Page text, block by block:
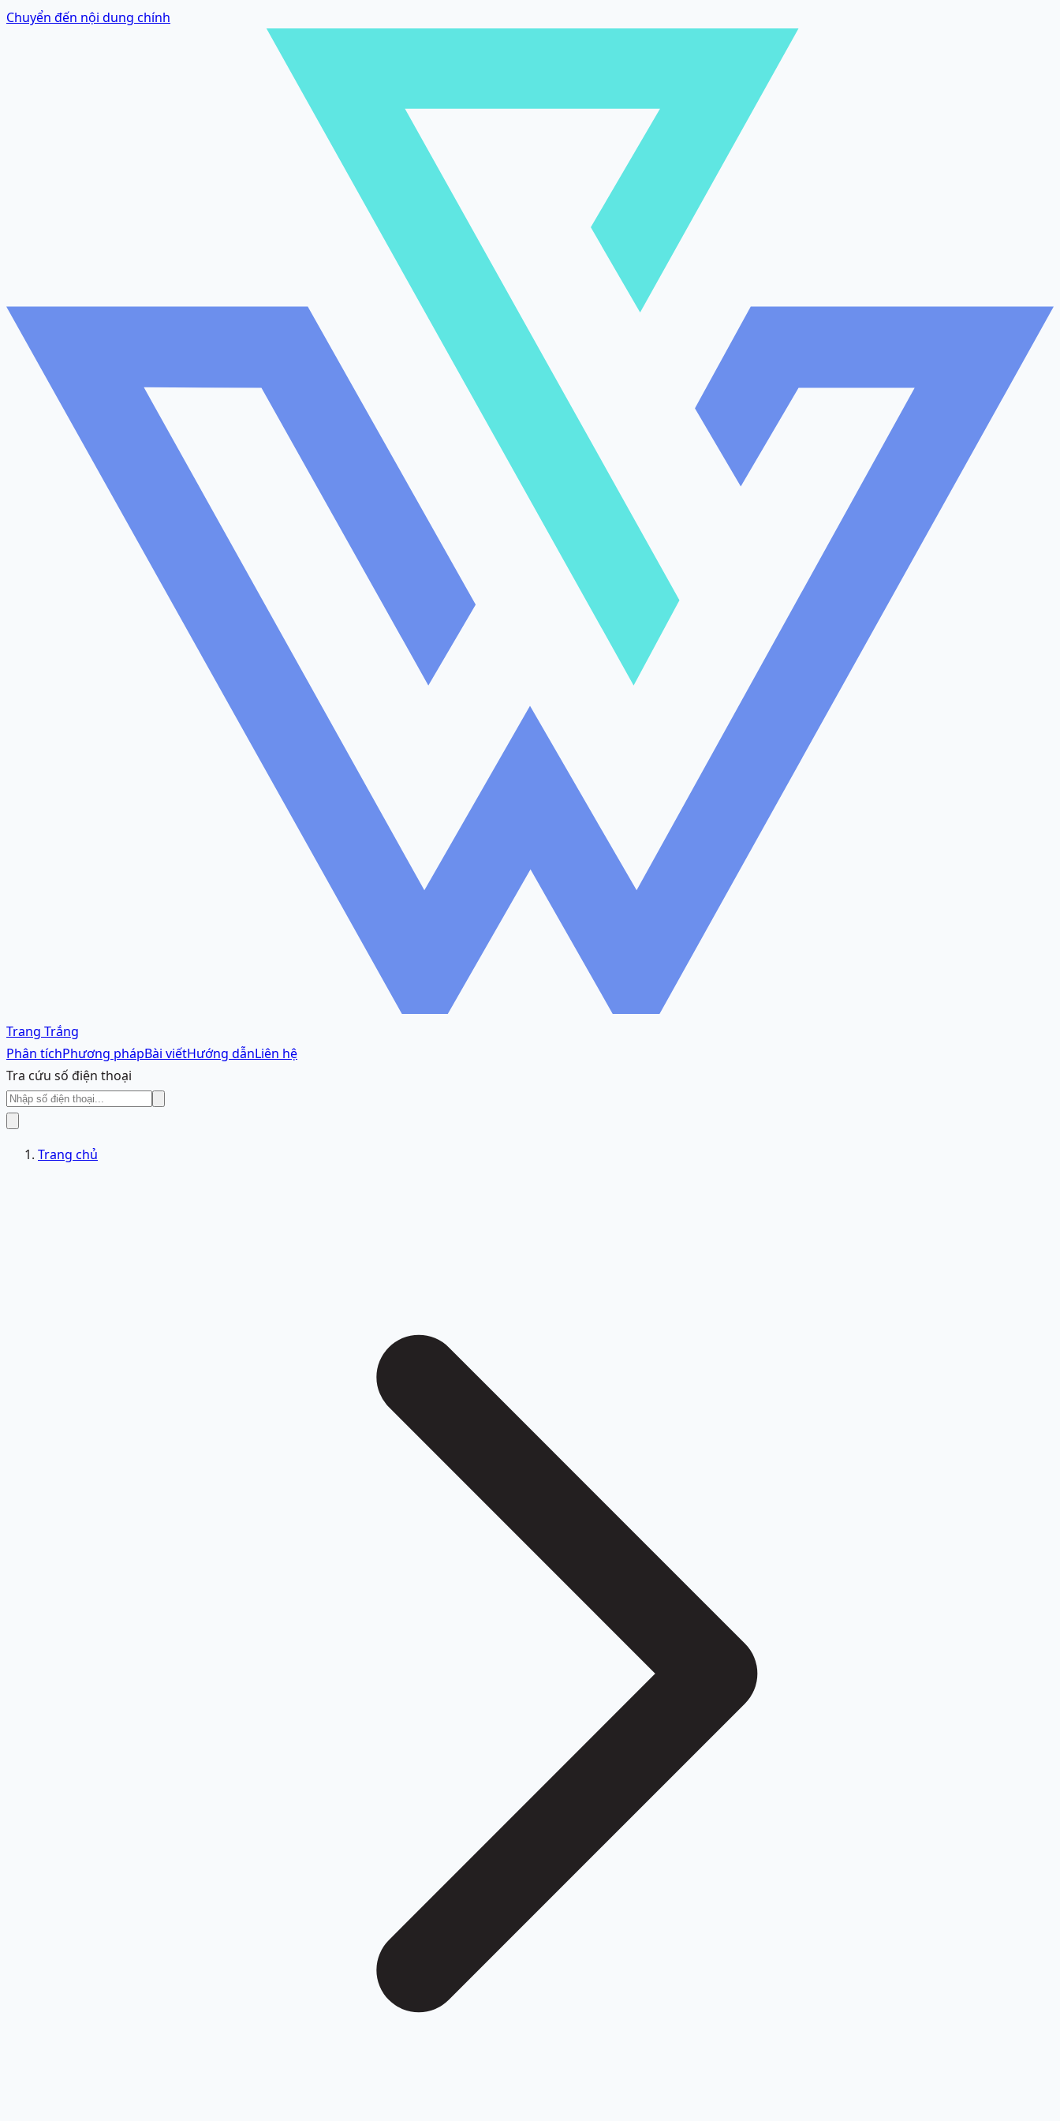
Chuyển đến nội dung chính
Trang Trắng
Phân tíchPhương phápBài viếtHướng dẫnLiên hệ
Tra cứu số điện thoại
Trang chủ